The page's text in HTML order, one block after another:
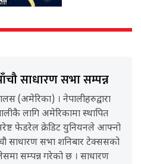
साधारण सभा सम्पन्न
(अमेरिका) । नेपालीहरुद्वारा
लागि अमेरिकामा स्थापित
फेडरेल क्रेडिट युनियनले आफ्नो
साधारण सभा शनिबार टेक्ससको
सम्पन्न गरेको छ । साधारण